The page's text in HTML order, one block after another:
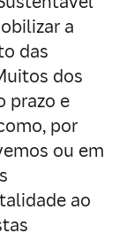
a
das
dos
prazo e
por
ou em
ao